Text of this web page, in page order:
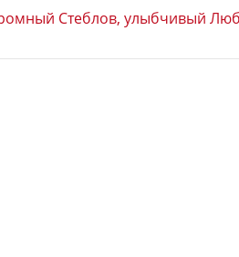
Стеблов, улыбчивый